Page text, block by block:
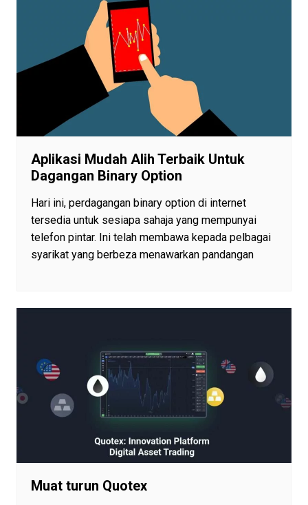
Aplikasi Mudah Alih Terbaik Untuk
Dagangan Binary Option
Hari ini, perdagangan binary option di internet
tersedia untuk sesiapa sahaja yang mempunyai
telefon pintar. Ini telah membawa kepada pelbagai
syarikat yang berbeza menawarkan pandangan
Muat turun Quotex